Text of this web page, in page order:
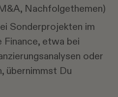
Nachfolgethemen)
Sonderprojekten im
etwa bei
oder
übernimmst Du